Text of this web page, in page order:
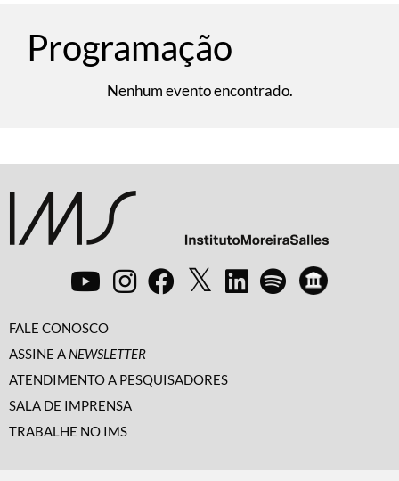
Programação
Nenhum evento encontrado.
FALE CONOSCO
ASSINE A NEWSLETTER
ATENDIMENTO A PESQUISADORES
SALA DE IMPRENSA
TRABALHE NO IMS